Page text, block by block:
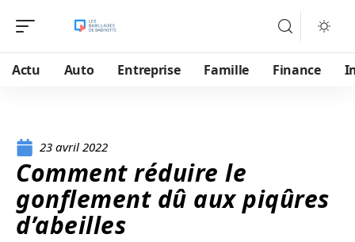
Actu Auto Entreprise Famille Finance
23 avril 2022
Comment réduire le
gonflement dû aux piqûres
d’abeilles